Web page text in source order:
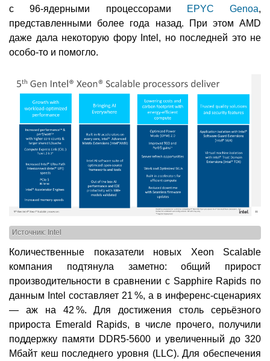
с 96-ядерными процессорами
EPYC Genoa,
представленными более года назад. При этом AMD
даже дала некоторую фору Intel, но последней это не
особо-то и помогло.
Источник: Intel
Количественные показатели новых Xeon Scalable
компания подтянула заметно: общий прирост
производительности в сравнении с Sapphire Rapids по
данным Intel составляет 21 %, а в инференс-сценариях
— аж на 42 %. Для достижения столь серьёзного
прироста Emerald Rapids, в числе прочего, получили
поддержку памяти DDR5-5600 и увеличенный до 320
Мбайт кеш последнего уровня (LLC). Для обеспечения